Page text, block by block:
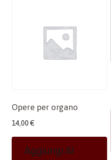
Opere per organo
14,00 €
Aggiungi Al